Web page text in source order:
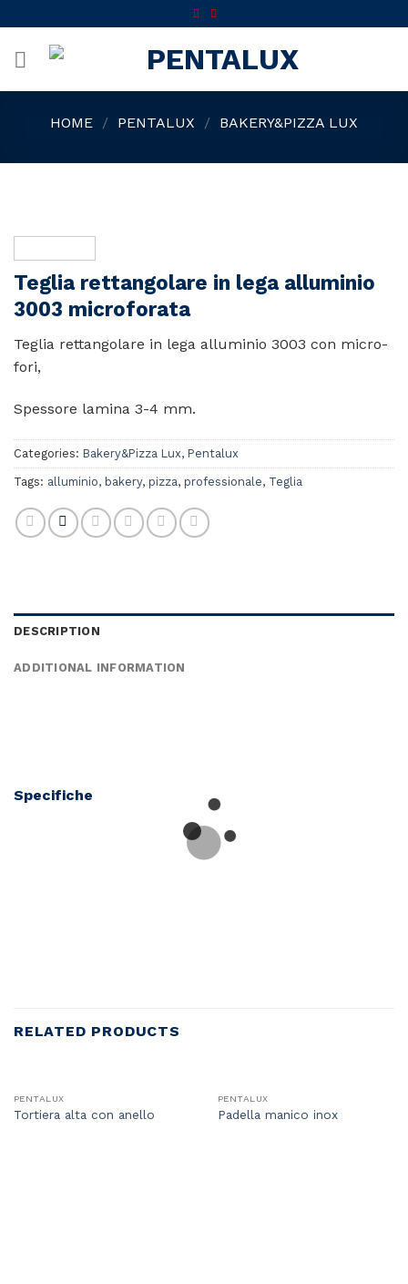
to
content
HOME / PENTALUX / BAKERY&PIZZA LUX
Teglia rettangolare in lega alluminio
3003 microforata
Teglia rettangolare in lega alluminio 3003 con micro-
fori,
Spessore lamina 3-4 mm.
Categories: Bakery&Pizza Lux, Pentalux
Tags: alluminio, bakery, pizza, professionale, Teglia
DESCRIPTION
ADDITIONAL INFORMATION
Specifiche
RELATED PRODUCTS
PENTALUX
Tortiera alta con anello
PENTALUX
Padella manico inox